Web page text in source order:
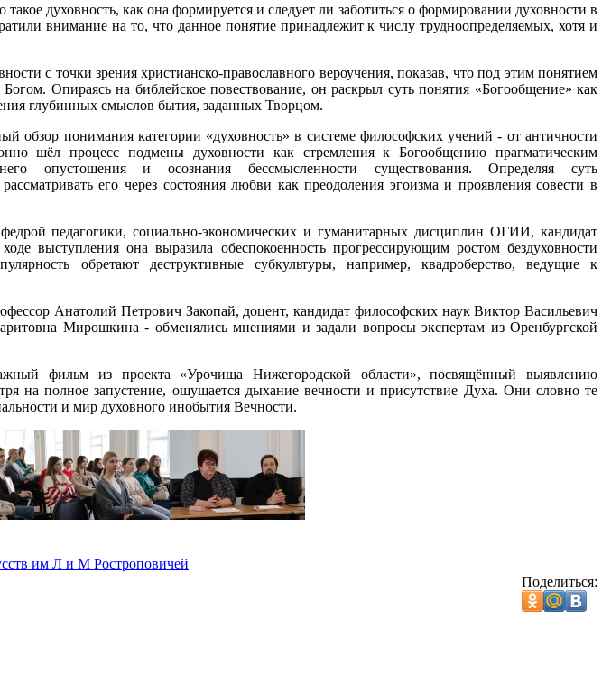
духовность, как она формируется и следует ли заботиться о формировании духовности в
внимание на то, что данное понятие принадлежит к числу трудноопределяемых, хотя и
с точки зрения христианско-православного вероучения, показав, что под этим понятием
Опираясь на библейское повествование, он раскрыл суть понятия «Богообщение» как
глубинных смыслов бытия, заданных Творцом.
обзор понимания категории «духовность» в системе философских учений - от античности
шёл процесс подмены духовности как стремления к Богообщению прагматическим
опустошения и осознания бессмысленности существования. Определяя суть
его через состояния любви как преодоления эгоизма и проявления совести в
педагогики, социально-экономических и гуманитарных дисциплин ОГИИ, кандидат
выступления она выразила обеспокоенность прогрессирующим ростом бездуховности
обретают деструктивные субкультуры, например, квадроберство, ведущие к
Анатолий Петрович Закопай, доцент, кандидат философских наук Виктор Васильевич
Мирошкина - обменялись мнениями и задали вопросы экспертам из Оренбургской
фильм из проекта «Урочища Нижегородской области», посвящённый выявлению
на полное запустение, ощущается дыхание вечности и присутствие Духа. Они словно те
и мир духовного инобытия Вечности.
им Л и М Ростроповичей
Поделиться: